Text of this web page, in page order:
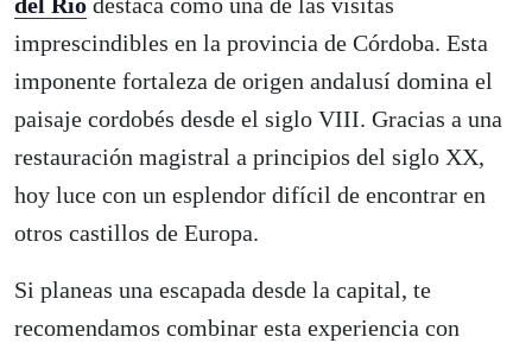
imprescindibles en la provincia de Córdoba. Esta
imponente fortaleza de origen andalusí domina el
paisaje cordobés desde el siglo VIII. Gracias a una
restauración magistral a principios del siglo XX,
hoy luce con un esplendor difícil de encontrar en
otros castillos de Europa.
Si planeas una escapada desde la capital, te
recomendamos combinar esta experiencia con